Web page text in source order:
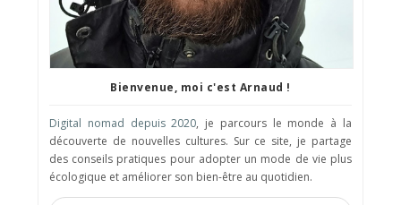
Bienvenue, moi c'est Arnaud !
Digital nomad depuis 2020, je parcours le monde à la
découverte de nouvelles cultures. Sur ce site, je partage
des conseils pratiques pour adopter un mode de vie plus
écologique et améliorer son bien-être au quotidien.